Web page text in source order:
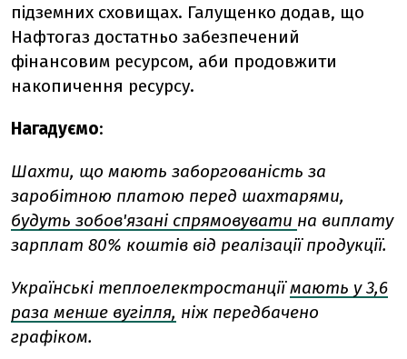
підземних сховищах. Галущенко додав, що
Нафтогаз достатньо забезпечений
фінансовим ресурсом, аби продовжити
накопичення ресурсу.
Нагадуємо:
Шахти, що мають заборгованість за
заробітною платою перед шахтарями,
будуть зобов'язані спрямовувати на виплату
зарплат 80% коштів від реалізації продукції.
Українські теплоелектростанціїмають у 3,6
раза менше вугілля, ніж передбачено
графіком.